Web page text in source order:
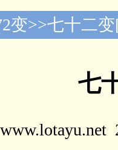
变>>七十二
七
www.lotayu.net